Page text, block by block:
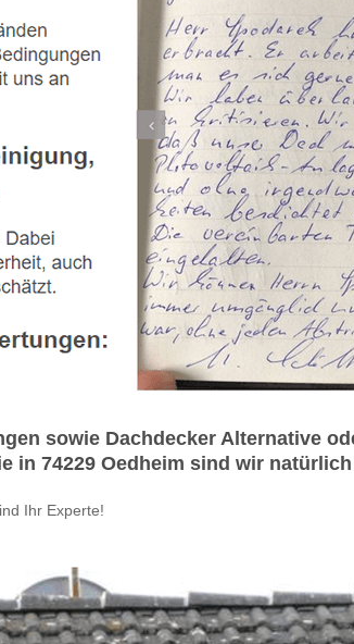
sowie Dachdecker Alternative
in 74229 Oedheim sind wir
Ihr Experte!